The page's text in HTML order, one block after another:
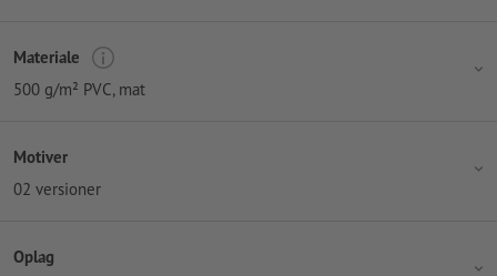
Materiale
500 g/m² PVC, mat
Motiver
02 versioner
Oplag